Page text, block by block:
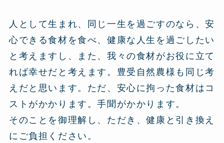
人として生まれ、同じ一生を過ごすのなら、安
心できる食材を食べ、健康な人生を過ごしたい
と考えますし、また、我々の食材がお役に立て
れば幸せだと考えます。豊受自然農様も同じ考
えだと思います。ただ、安心に拘った食材はコ
ストがかかります。手聞がかかります。
そのことを御理解し、ただき、健康と引き換え
にご負担ください。